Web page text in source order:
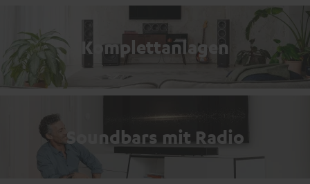
Komplettanlagen
Soundbars mit Radio